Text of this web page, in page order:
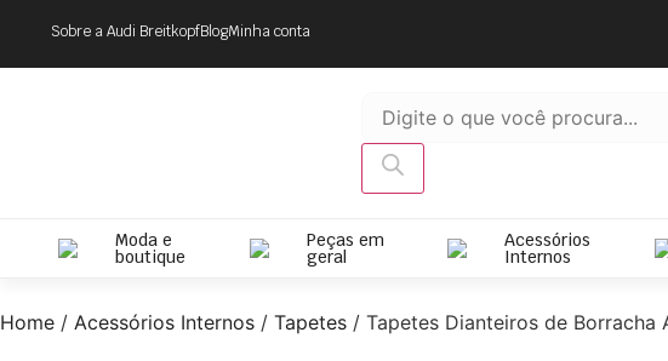
Sobre a Audi BreitkopfBlogMinha conta
Moda e
boutique
Peças em
geral
Acessórios
Internos
Home / Acessórios Internos / Tapetes / Tapetes Dianteiros de Borracha